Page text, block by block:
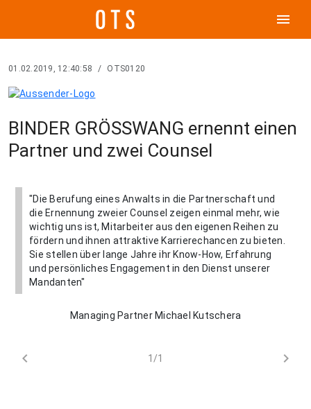
menu
01.02.2019, 12:40:58 / OTS0120
BINDER GRÖSSWANG ernennt einen
Partner und zwei Counsel
"Die Berufung eines Anwalts in die Partnerschaft und
die Ernennung zweier Counsel zeigen einmal mehr, wie
wichtig uns ist, Mitarbeiter aus den eigenen Reihen zu
fördern und ihnen attraktive Karrierechancen zu bieten.
Sie stellen über lange Jahre ihr Know-How, Erfahrung
und persönliches Engagement in den Dienst unserer
Mandanten"
Managing Partner Michael Kutschera
chevron_left 1/1 chevron_right